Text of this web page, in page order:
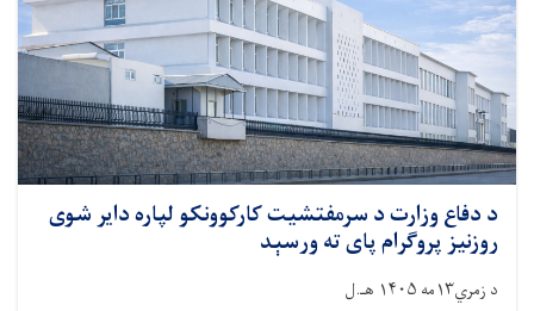
د دفاع وزارت د سرمفتشیت کارکوونکو لپاره دایر شوی
روزنیز پروګرام پای ته ورسېد
د زمري۱۳مه ۱۴۰۵ هـ.ل